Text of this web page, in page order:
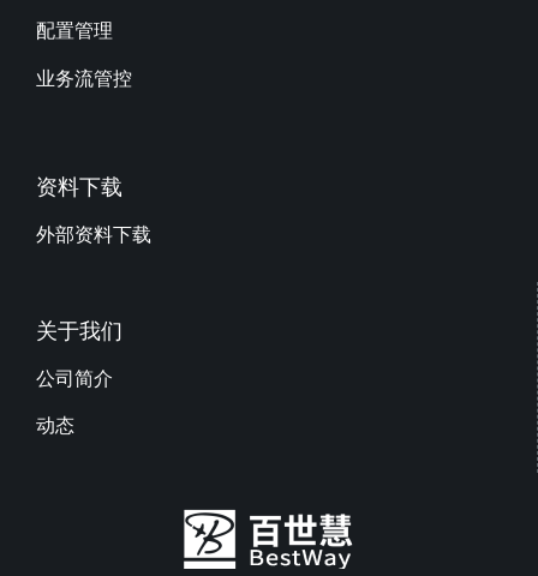
配置管理
业务流管控
资料下载
外部资料下载
关于我们
公司简介
动态